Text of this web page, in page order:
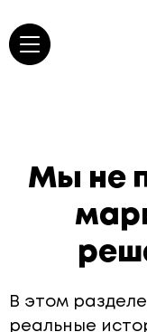
Мы не
В этом
реальные